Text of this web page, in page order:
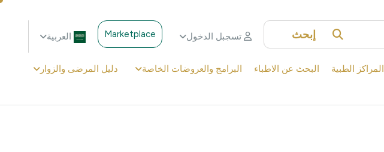
العربية Marketplace تسجبل الدخول إبحث
المراكز الطبية البحث عن الاطباء البرامج والعروضات الخاصة دليل المرضى والزوار